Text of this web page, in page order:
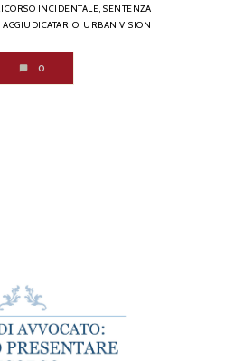
INCIDENTALE, SENTENZA
URBAN VISION
0